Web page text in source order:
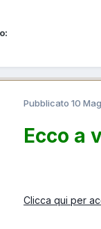
Pubblicato 10
Ecco a
Clicca qui per